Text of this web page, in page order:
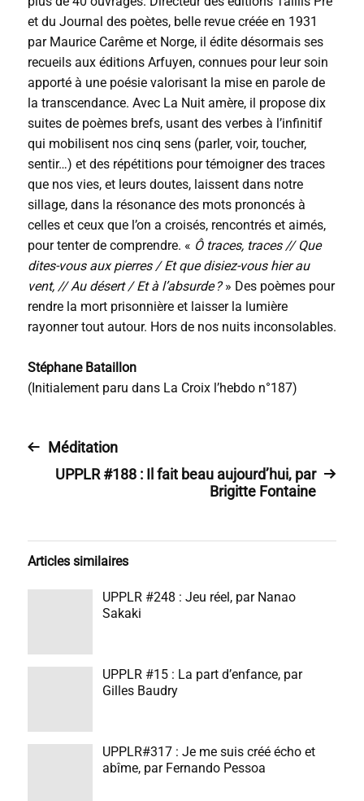
et du Journal des poètes, belle revue créée en 1931
par Maurice Carême et Norge, il édite désormais ses
recueils aux éditions Arfuyen, connues pour leur soin
apporté à une poésie valorisant la mise en parole de
la transcendance. Avec La Nuit amère, il propose dix
suites de poèmes brefs, usant des verbes à l’infinitif
qui mobilisent nos cinq sens (parler, voir, toucher,
sentir…) et des répétitions pour témoigner des traces
que nos vies, et leurs doutes, laissent dans notre
sillage, dans la résonance des mots prononcés à
celles et ceux que l’on a croisés, rencontrés et aimés,
pour tenter de comprendre. « Ô traces, traces // Que
dites-vous aux pierres / Et que disiez-vous hier au
vent, // Au désert / Et à l’absurde ?» Des poèmes pour
rendre la mort prisonnière et laisser la lumière
rayonner tout autour. Hors de nos nuits inconsolables.
Stéphane Bataillon
(Initialement paru dans La Croix l’hebdo n°187)
Méditation
UPPLR #188 : Il fait beau aujourd’hui, par
Brigitte Fontaine
Articles similaires
UPPLR #248 : Jeu réel, par Nanao
Sakaki
UPPLR #15 : La part d’enfance, par
Gilles Baudry
UPPLR#317 : Je me suis créé écho et
abîme, par Fernando Pessoa